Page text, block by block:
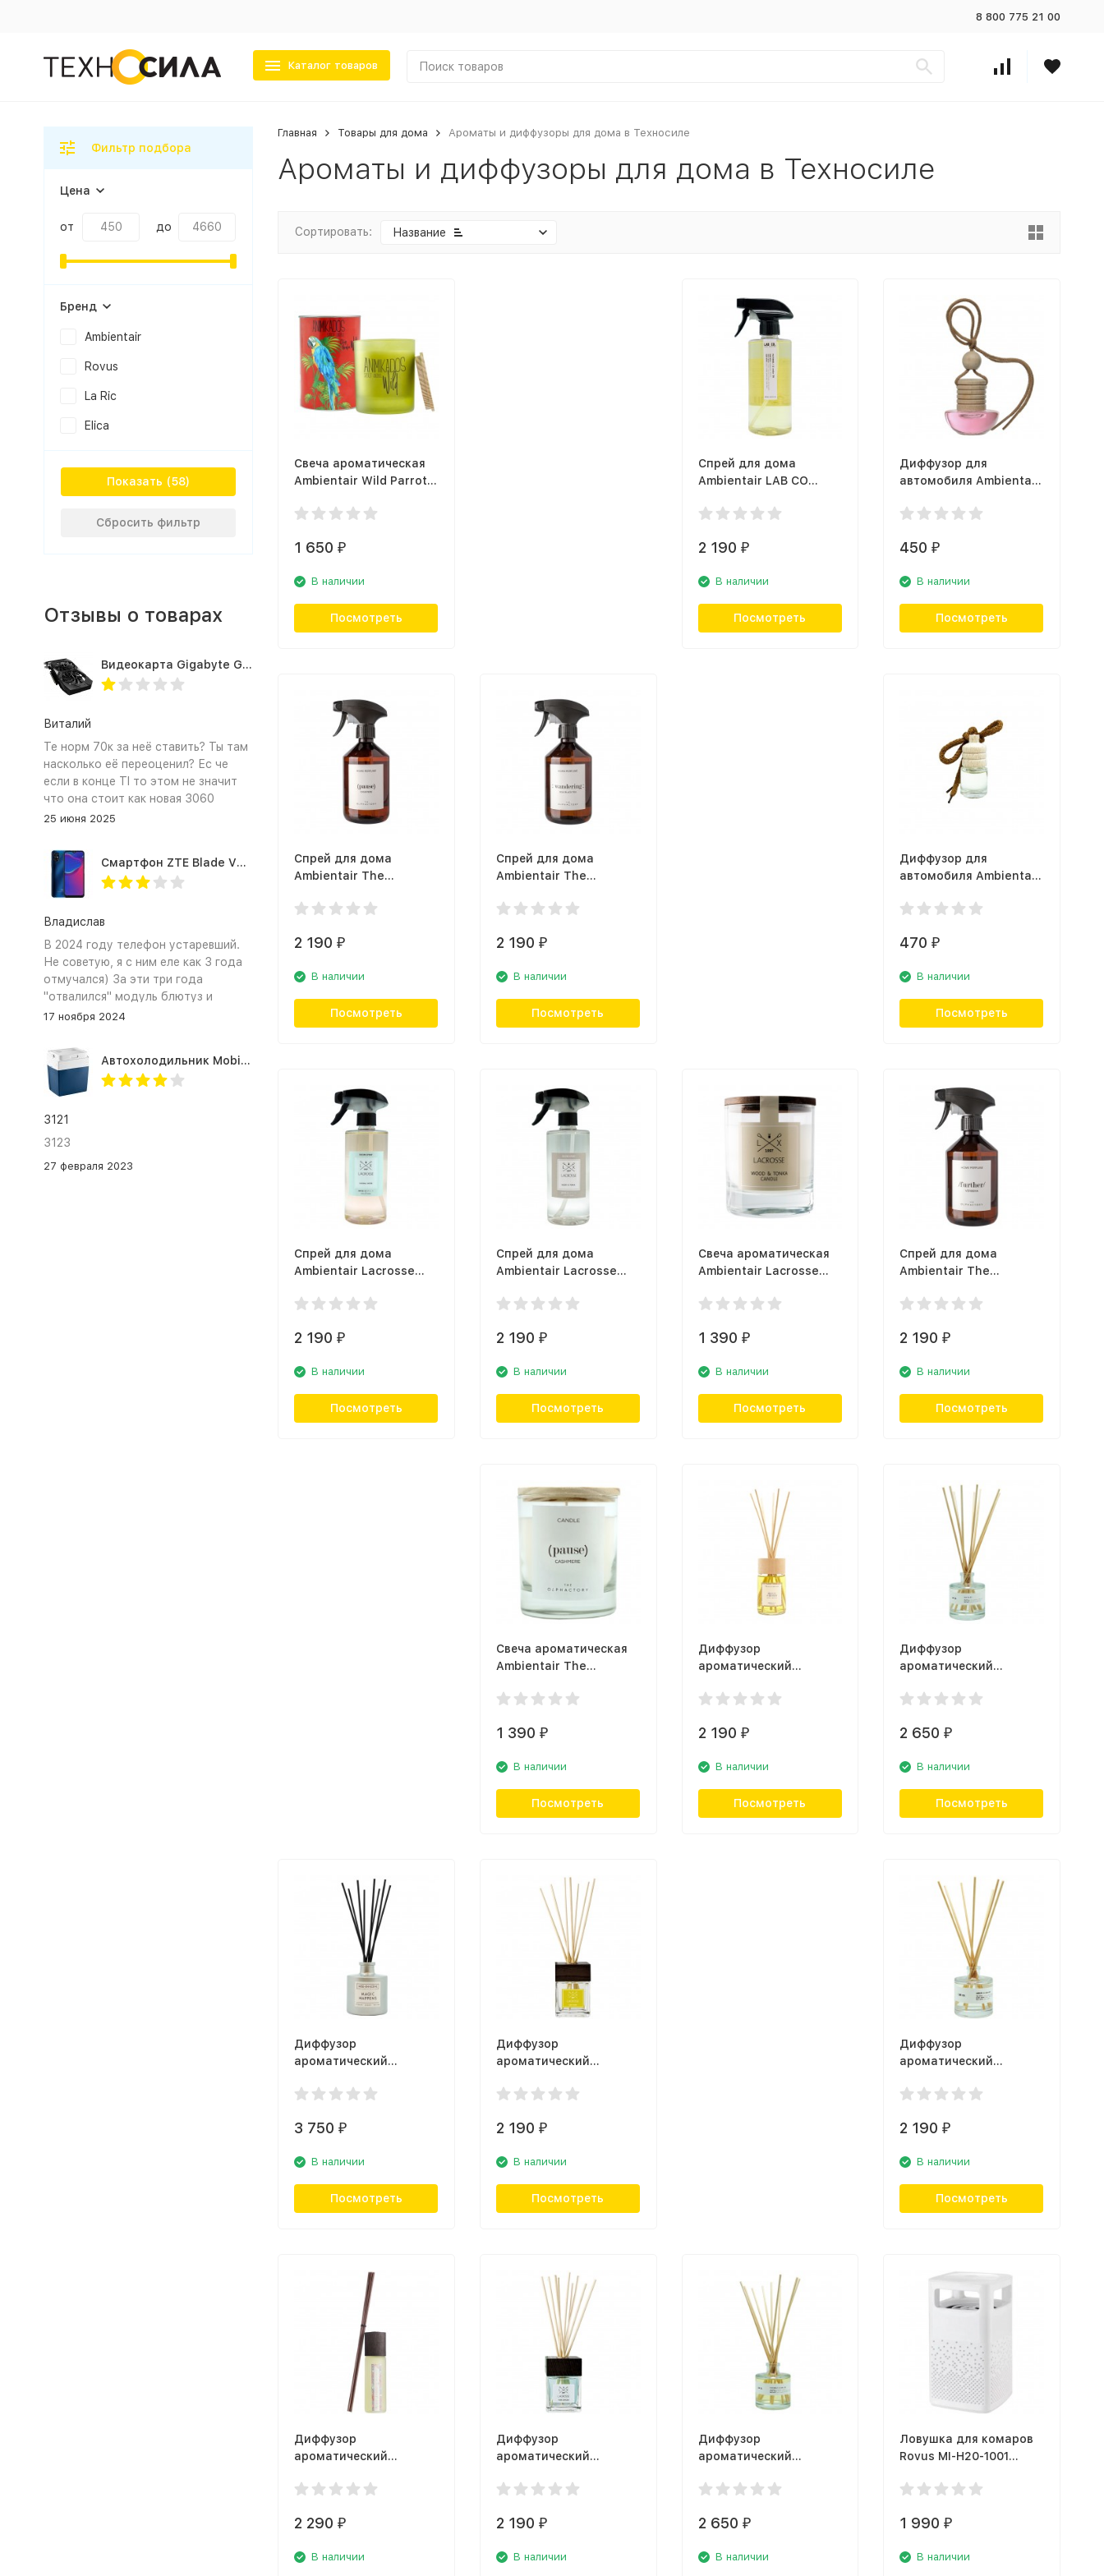
8 800 775 21 00
Каталог товаров
Главная Товары для дома Ароматы и диффузоры для дома в Техносиле
Ароматы и диффузоры для дома в Техносиле
Сортировать: Название
Свеча ароматическая
Ambientair Wild Parrot
цитрусовый
1 650 ₽
В наличии
Посмотреть
Спрей для дома
Ambientair LAB CO
кедр
2 190 ₽
В наличии
Посмотреть
Диффузор для
автомобиля Ambientair
MK007AHAMGB
450₽
В наличии
Посмотреть
Спрей для дома
Ambientair The
SP500ALTO, кашемир
2 190 ₽
В наличии
Посмотреть
Спрей для дома
Ambientair The
SP500GJTO, ягоды
2 190 ₽
В наличии
Посмотреть
Диффузор для
автомобиля Ambientair
MK007AHAMGBn
470₽
В наличии
Посмотреть
Спрей для дома
Ambientair Lacrosse
термальный источник
2 190 ₽
В наличии
Посмотреть
Спрей для дома
Ambientair Lacrosse
тонка
2 190 ₽
В наличии
Посмотреть
Свеча ароматическая
Ambientair Lacrosse
тонка
1 390 ₽
В наличии
Посмотреть
Спрей для дома
Ambientair The
SP500VVTO, вербена
2 190₽
В наличии
Посмотреть
Свеча ароматическая
Ambientair The
VV401ALTO, кашемир
1 390 ₽
В наличии
Посмотреть
Диффузор
ароматический
MK100GTTO, печенье и
2 190 ₽
В наличии
Посмотреть
Диффузор
ароматический
MK200SBLB, мирт
2 650₽
В наличии
Посмотреть
Диффузор
ароматический
Happens MK200GRMS
3 750 ₽
В наличии
Посмотреть
Диффузор
ароматический
MK100ASLC, амбра
2 190 ₽
В наличии
Посмотреть
Диффузор
ароматический
MK100GCLB, амбра и
2 190₽
В наличии
Посмотреть
Диффузор
ароматический
Forest MK100WJEF,
2 290 ₽
В наличии
Диффузор
ароматический
MK100OXLC, кислород
2 190 ₽
В наличии
Диффузор
ароматический
MK200WTLB, пачули и
2 650 ₽
В наличии
Ловушка для комаров
Rovus MI-H20-1001
1 990₽
В наличии
Фильтр подбора
Цена
от до
Бренд
Ambientair
Rovus
La Ric
Elica
Показать
Сбросить фильтр
Отзывы о товарах
Видеокарта Gigabyte GTX1660TI 6GB (GV-N166TOC-6GD 1.0A)
Виталий
Те норм 70к за неё ставить? Ты там
насколько её переоценил? Ес че
если в конце TI то этом не значит
что она стоит как новая 3060
25 июня 2025
Смартфон ZTE Blade V2020 Smart 64 Гб синий
Владислав
В 2024 году телефон устаревший.
Не советую, я с ним еле как 3 года
отмучался) За эти три года
"отвалился" модуль блютуз и
сканер отпечатка пальца
17 ноября 2024
Автохолодильник Mobicool MV26 AC/DC
3121
3123
27 февраля 2023